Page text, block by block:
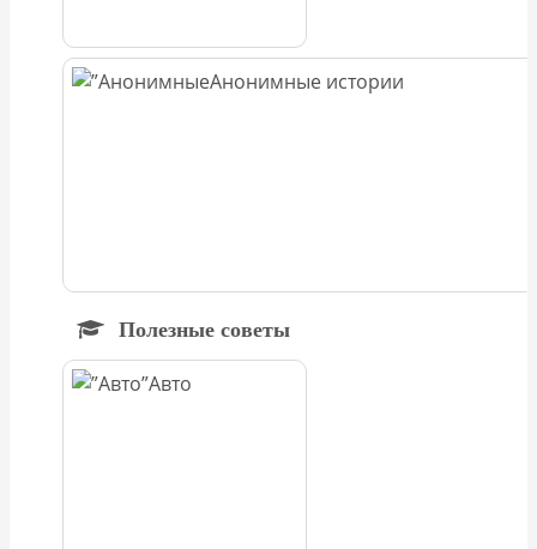
Анонимные истории
Полезные советы
Авто